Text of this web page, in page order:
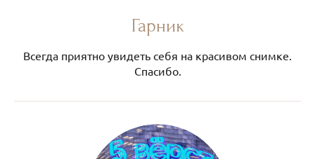
Гарник
Всегда приятно увидеть себя на красивом снимке.
Спасибо.